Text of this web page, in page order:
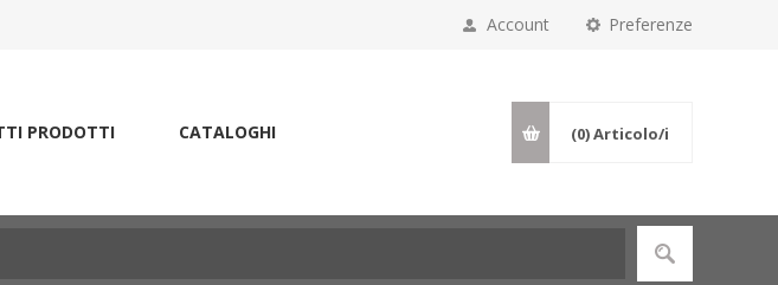
Preferenze
Account
PRODOTTI CATALOGHI (0)Articolo/i